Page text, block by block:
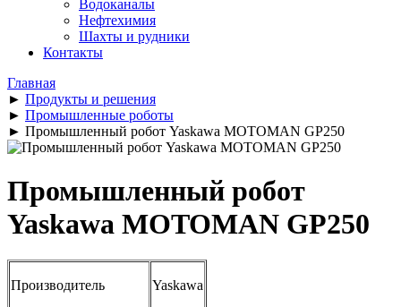
Водоканалы
Нефтехимия
Шахты и рудники
Контакты
Главная
► Продукты и решения
► Промышленные роботы
► Промышленный робот Yaskawa MOTOMAN GP250
Промышленный робот
Yaskawa MOTOMAN GP250
Производитель Yaskawa